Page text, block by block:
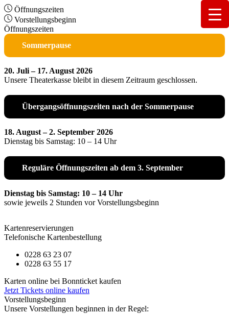
Öffnungszeiten
Vorstellungsbeginn
Öffnungszeiten
Sommerpause
20. Juli – 17. August 2026
Unsere Theaterkasse bleibt in diesem Zeitraum geschlossen.
Übergangsöffnungszeiten nach der Sommerpause
18. August – 2. September 2026
Dienstag bis Samstag: 10 – 14 Uhr
Reguläre Öffnungszeiten ab dem 3. September
Dienstag bis Samstag: 10 – 14 Uhr
sowie jeweils 2 Stunden vor Vorstellungsbeginn
Kartenreservierungen
Telefonische Kartenbestellung
0228 63 23 07
0228 63 55 17
Karten online bei Bonnticket kaufen
Jetzt Tickets online kaufen
Vorstellungsbeginn
Unsere Vorstellungen beginnen in der Regel: